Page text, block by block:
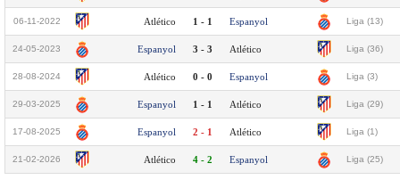
06-11-2022 Atlético 1 - 1 Espanyol Liga (13)
24-05-2023 Espanyol 3 - 3 Atlético Liga (36)
28-08-2024 Atlético 0 - 0 Espanyol Liga (3)
29-03-2025 Espanyol 1 - 1 Atlético Liga (29)
17-08-2025 Espanyol 2 - 1 Atlético Liga (1)
21-02-2026 Atlético 4 - 2 Espanyol Liga (25)